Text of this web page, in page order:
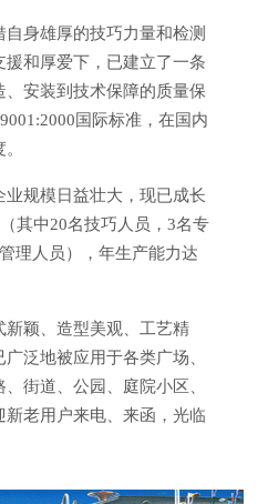
身雄厚的技巧力量和检测
和厚爱下，已建立了一条
安装到技术保障的质量保
国际标准，在国内
业规模日益壮大，现已成长
其中20名技巧人员，3名专
理人员），年生产能力达
新颖、造型美观、工艺精
泛地被应用于各类广场、
街道、公园、庭院小区、
老用户来电、来函，光临